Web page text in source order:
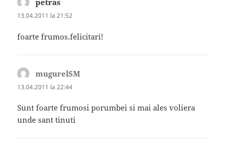
petras
13.04.2011 la 21:52
foarte frumos.felicitari!
mugurelSM
13.04.2011 la 22:44
Sunt foarte frumosi porumbei si mai ales voliera
unde sant tinuti